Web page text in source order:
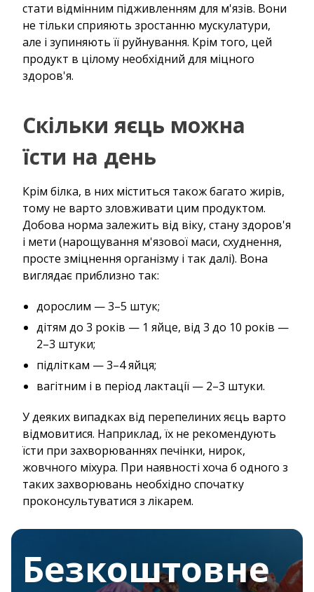
стати відмінним підживленням для м'язів. Вони
не тільки сприяють зростанню мускулатури,
але і зупиняють її руйнування. Крім того, цей
продукт в цілому необхідний для міцного
здоров'я.
Скільки яєць можна
їсти на день
Крім білка, в них міститься також багато жирів,
тому не варто зловживати цим продуктом.
Добова норма залежить від віку, стану здоров'я
і мети (нарощування м'язової маси, схуднення,
просте зміцнення організму і так далі). Вона
виглядає приблизно так:
дорослим — 3–5 штук;
дітям до 3 років — 1 яйце, від 3 до 10 років —
2–3 штуки;
підліткам — 3–4 яйця;
вагітним і в період лактації — 2–3 штуки.
У деяких випадках від перепелиних яєць варто
відмовитися. Наприклад, їх не рекомендують
їсти при захворюваннях печінки, нирок,
жовчного міхура. При наявності хоча б одного з
таких захворювань необхідно спочатку
проконсультуватися з лікарем.
Безкоштовне